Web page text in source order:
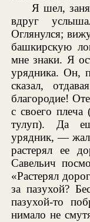
Я шел,
вдруг
Оглянулся;
башкирскую
мне знаки. Я
урядника. Он,
сказал,
благородие!
с своего
тулуп). Да
урядник, —
растерял ее
Савельич
«Растерял
за пазухой?
пазухой-то
нимало не